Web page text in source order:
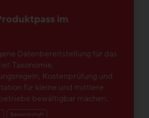
im
Datenbereitstellung für das
Taxonomie,
Kostenprüfung und
für kleine und mittlere
bewältigbar machen.
Bauwirtschaft